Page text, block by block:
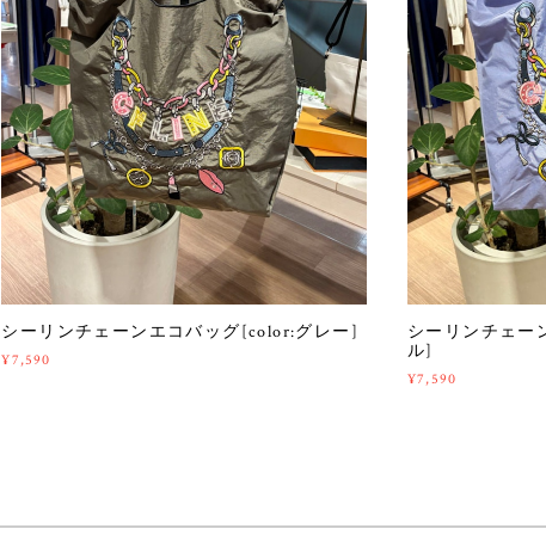
シーリンチェーンエコバッグ[color:グレー]
¥7,590
シーリンチェー
ル]
¥7,590